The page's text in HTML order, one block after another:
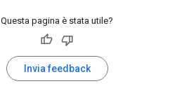
Questa pagina è stata utile?
Invia feedback